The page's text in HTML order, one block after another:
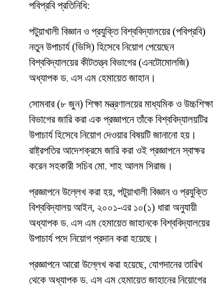
পবিপ্রবি প্রতিনিধি:
পটুয়াখালী বিজ্ঞান ও প্রযুক্তি বিশ্ববিদ্যালয়ের (পবিপ্রবি)
নতুন উপাচার্য (ভিসি) হিসেবে নিয়োগ পেয়েছেন
বিশ্ববিদ্যালয়ের কীটতত্ত্ব বিভাগের (এনটোমোলজি)
অধ্যাপক ড. এস এম হেমায়েত জাহান।
সোমবার (৮ জুন) শিক্ষা মন্ত্রণালয়ের মাধ্যমিক ও উচ্চশিক্ষা
বিভাগের জারি করা এক প্রজ্ঞাপনে তাঁকে বিশ্ববিদ্যালয়টির
উপাচার্য হিসেবে নিয়োগ দেওয়ার বিষয়টি জানানো হয়।
রাষ্ট্রপতির আদেশক্রমে জারি করা ওই প্রজ্ঞাপনে স্বাক্ষর
করেন সহকারী সচিব মো. শাহ আলম সিরাজ।
প্রজ্ঞাপনে উল্লেখ করা হয়, পটুয়াখালী বিজ্ঞান ও প্রযুক্তি
বিশ্ববিদ্যালয় আইন, ২০০১-এর ১০(১) ধারা অনুযায়ী
অধ্যাপক ড. এস এম হেমায়েত জাহানকে বিশ্ববিদ্যালয়ের
উপাচার্য পদে নিয়োগ প্রদান করা হয়েছে।
প্রজ্ঞাপনে আরো উল্লেখ করা হয়েছে, যোগদানের তারিখ
থেকে অধ্যাপক ড. এস এম হেমায়েত জাহানের নিয়োগের